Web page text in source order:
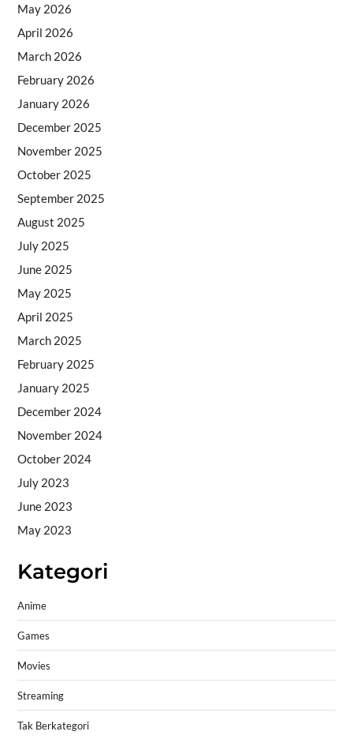
May 2026
April 2026
March 2026
February 2026
January 2026
December 2025
November 2025
October 2025
September 2025
August 2025
July 2025
June 2025
May 2025
April 2025
March 2025
February 2025
January 2025
December 2024
November 2024
October 2024
July 2023
June 2023
May 2023
Kategori
Anime
Games
Movies
Streaming
Tak Berkategori